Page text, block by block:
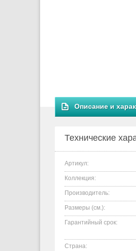
Описание и
Технические
Артикул:
Коллекция:
Производитель:
Размеры (см.):
Гарантийный срок:
Страна: